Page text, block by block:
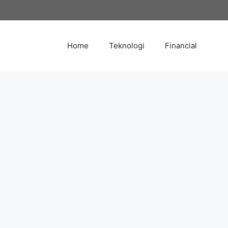
to
Home Teknologi Financial